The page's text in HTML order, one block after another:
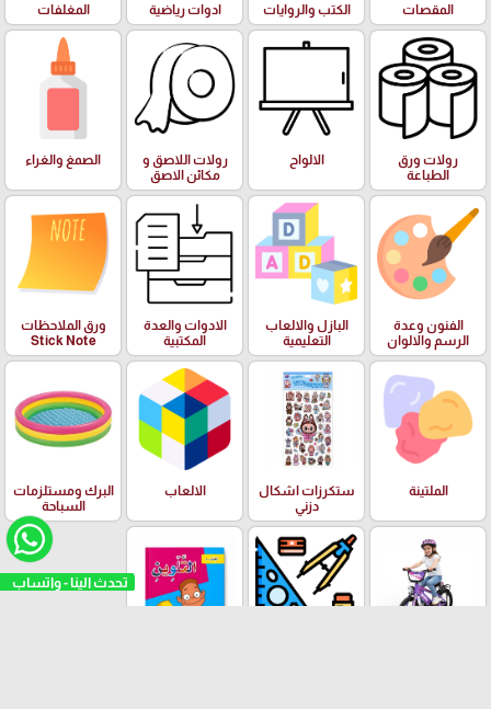
تحدث الينا - واتساب
المقصات الكتب والروايات ادوات رياضية المغلفات
رولات ورق
الطباعة
الالواح
رولات اللاصق و
مكائن الاصق
الصمغ والغراء
الفنون وعدة
الرسم والالوان
البازل والالعاب
التعليمية
الادوات والعدة
المكتبية
ورق الملاحظات
Stick Note
الملتينة
ستكرزات اشكال
دزني
الالعاب
البرك ومستلزمات
السباحة